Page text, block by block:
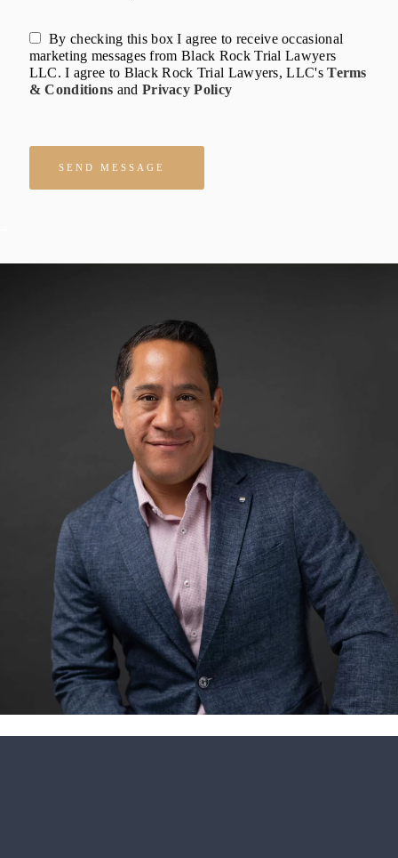
By checking this box I agree to receive occasional
marketing messages from Black Rock Trial Lawyers
LLC. I agree to Black Rock Trial Lawyers, LLC's Terms
& Conditions and Privacy Policy
Please leave this field empty.